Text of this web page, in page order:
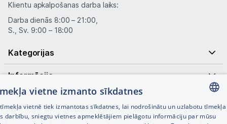
Klientu apkalpošanas darba laiks:
Darba dienās 8:00 – 21:00,
S., Sv. 9:00 – 18:00
Kategorijas
Informācija
Noderīgas saites
LATVIAN
vietne izmanto sīkdatnes
vietnē tiek izmantotas sīkdatnes, lai nodrošinātu un uzlabotu tīmekļa
darbību, sniegtu vietnes apmeklētājiem pielāgotu informāciju par mūsu